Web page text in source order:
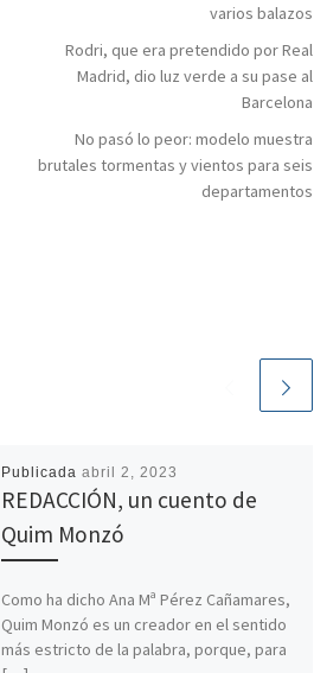
Publicada abril 2, 2023
REDACCIÓN, un cuento de
Quim Monzó
Como ha dicho Ana Mª Pérez Cañamares,
Quim Monzó es un creador en el sentido
más estricto de la palabra, porque, para
varios balazos
Rodri, que era pretendido por Real
Madrid, dio luz verde a su pase al
Barcelona
No pasó lo peor: modelo muestra
brutales tormentas y vientos para seis
departamentos